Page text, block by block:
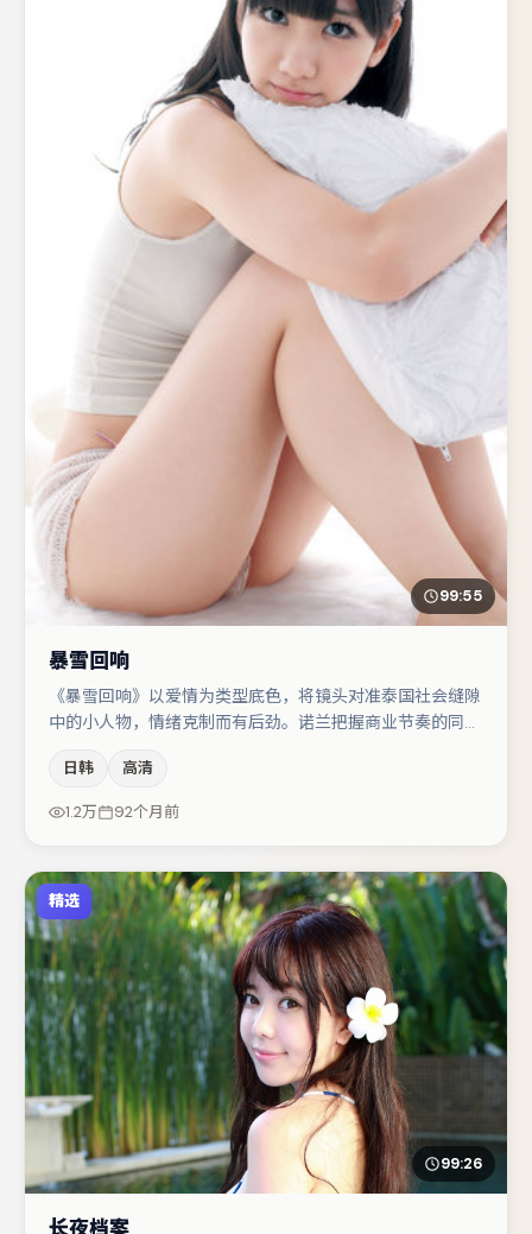
99:55
暴雪回响
《暴雪回响》以爱情为类型底色，将镜头对准泰国社会缝隙
中的小人物，情绪克制而有后劲。诺兰把握商业节奏的同时
中承担叙事驱动，任素汐、张子枫分别提供反差与喜剧/悬
疑调剂（视场次而定）。整体完成度较高，适合周末一口气
日韩 高清
1.2万 92个月前
精选
99:26
长夜档案